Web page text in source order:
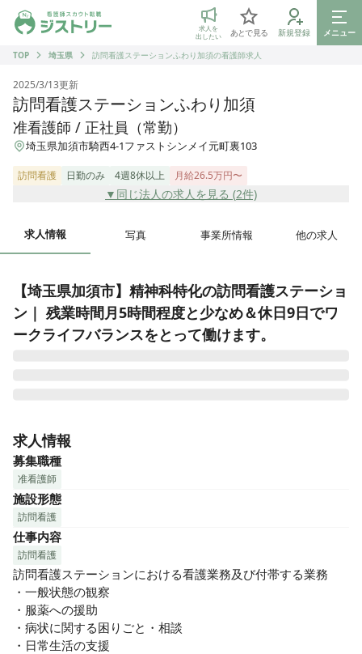
ジストリー 看護師の転職マッチング
求人を
出したい
あとで見る 新規登録
メニュー
TOP
埼玉県 訪問看護ステーションふわり加須の看護師求人
2025/3/13更新
訪問看護ステーションふわり加須
准看護師 / 正社員（常勤）
埼玉県加須市騎西4-1ファストシンメイ元町裏103
訪問看護 日勤のみ 4週8休以上 月給26.5万円〜
▼同じ法人の求人を見る (2件)
求人情報 写真 事業所情報 他の求人
【埼玉県加須市】精神科特化の訪問看護ステーショ
ン｜ 残業時間月5時間程度と少なめ＆休日9日でワ
ークライフバランスをとって働けます。
送ることができるように支援する訪問看護師の募集です。
ステーション名の通り、訪問時には、利用者の方々「ふわ
り」とした時間を過ごしていただけるようにサポートしてい
ます。
利用者様のご自宅やグループホームなどの施設に伺い、病状
や生活の様子を観察しながら、アドバイスや支援をしていた
だきます。
研修制度も充実しており、独り立ちできるまでにしっかりと
研修を行い、週1回のカンファレンスなど利用者様の情報共有
の時間も大切にしています。
求人情報
募集職種
准看護師
施設形態
訪問看護
仕事内容
訪問看護
訪問看護ステーションにおける看護業務及び付帯する業務
・一般状態の観察
・服薬への援助
・病状に関する困りごと・相談
・日常生活の支援